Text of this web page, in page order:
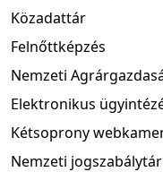
Közadattár
Felnőttképzés
Nemzeti
Elektronikus
Kétsoprony
Nemzeti jogszabálytár